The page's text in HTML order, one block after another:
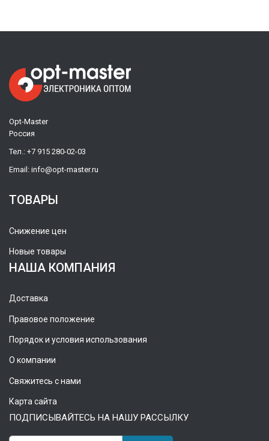
Opt-Master
Россия
Тел.: +7 915 280-02-03
Email: info@opt-master.ru
ТОВАРЫ
Снижение цен
Новые товары
НАША КОМПАНИЯ
Доставка
Правовое положение
Порядок и условия использования
О компании
Свяжитесь с нами
Карта сайта
ПОДПИСЫВАЙТЕСЬ НА НАШУ РАССЫЛКУ